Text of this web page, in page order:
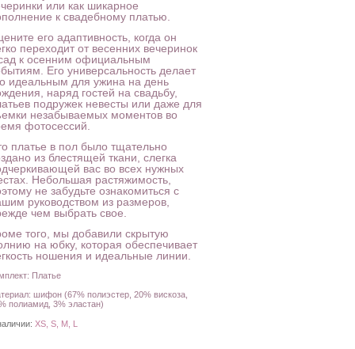
или как шикарное
к свадебному платью.
его адаптивность, когда он
переходит от весенних вечеринок
к осенним официальным
Его универсальность делает
идеальным для ужина на день
наряд гостей на свадьбу,
подружек невесты или даже для
незабываемых моментов во
фотосессий.
платье в пол было тщательно
из блестящей ткани, слегка
вас во всех нужных
Небольшая растяжимость,
не забудьте ознакомиться с
руководством из размеров,
чем выбрать свое.
того, мы добавили скрытую
на юбку, которая обеспечивает
ношения и идеальные линии.
Платье
шифон (67% полиэстер, 20% вискоза,
полиамид, 3% эластан)
XS, S, M, L